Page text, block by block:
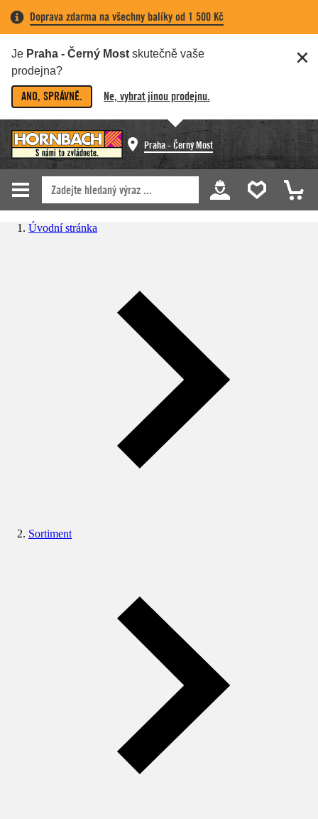
Doprava zdarma na všechny balíky od 1 500 Kč
Je Praha - Černý Most skutečně vaše
prodejna?
ANO, SPRÁVNĚ. Ne, vybrat jinou prodejnu.
Praha - Černý Most
Úvodní stránka
Sortiment